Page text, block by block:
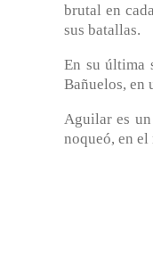
brutal en
sus batallas.
En su última
Bañuelos, en
Aguilar es
noqueó, en